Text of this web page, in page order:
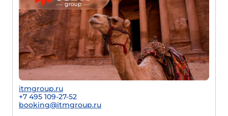
itmgroup.ru
+7 495 109-27-52
booking@itmgroup.ru